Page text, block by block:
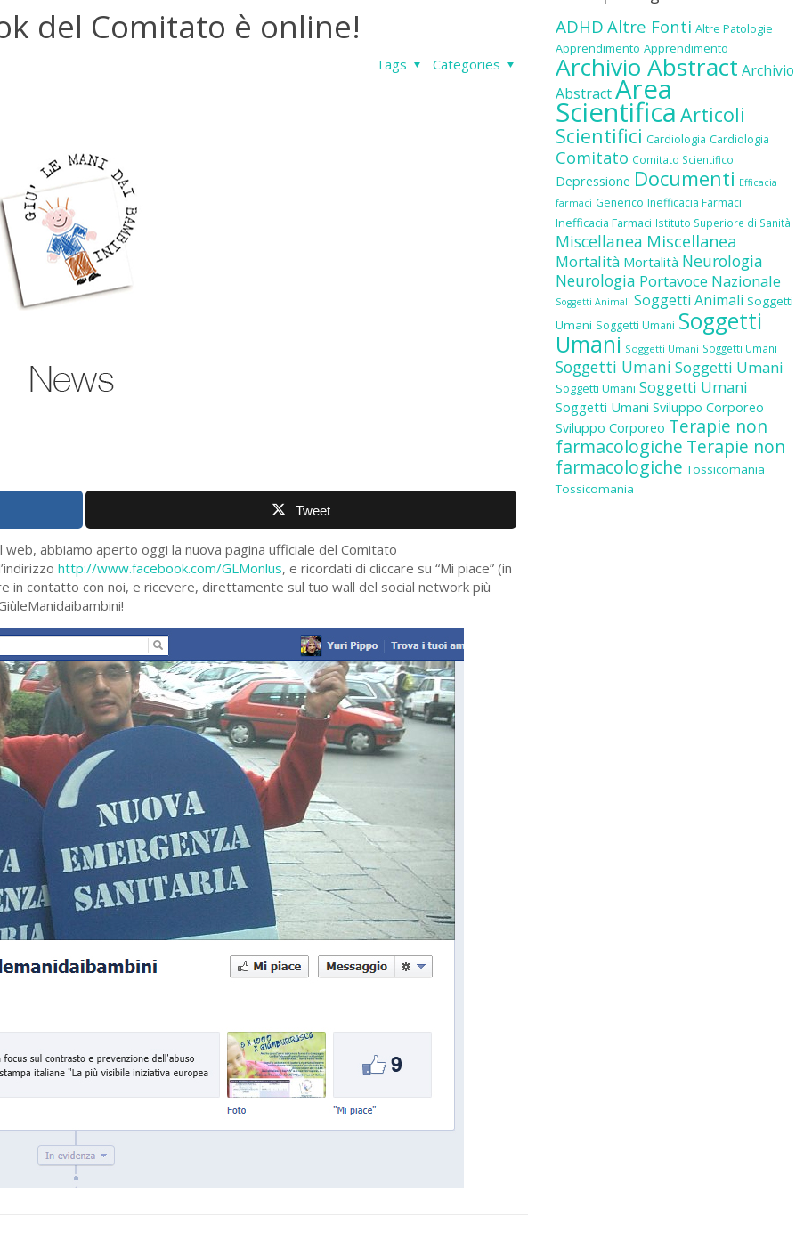
del Comitato è online!
Categories
Tags
Tweet
abbiamo aperto oggi la nuova pagina ufficiale del Comitato
http://www.facebook.com/GLMonlus, e ricordati di cliccare su “Mi piace” (in
contatto con noi, e ricevere, direttamente sul tuo wall del social network più
ADHD Altre Fonti Altre Patologie
Apprendimento Apprendimento
Archivio Abstract Archivio
AbstractArea
Scientifica Articoli
Scientifici Cardiologia Cardiologia
Comitato Comitato Scientifico
Depressione Documenti Efficacia
farmaci Generico Inefficacia Farmaci
Inefficacia Farmaci Istituto Superiore di Sanità
Miscellanea Miscellanea
Mortalità Mortalità Neurologia
Neurologia Portavoce Nazionale
Soggetti Animali Soggetti Animali Soggetti
Umani Soggetti Umani Soggetti
Umani Soggetti Umani Soggetti Umani
Soggetti Umani Soggetti Umani
Soggetti Umani Soggetti Umani
Soggetti Umani Sviluppo Corporeo
Sviluppo Corporeo Terapie non
farmacologiche Terapie non
farmacologiche Tossicomania
Tossicomania